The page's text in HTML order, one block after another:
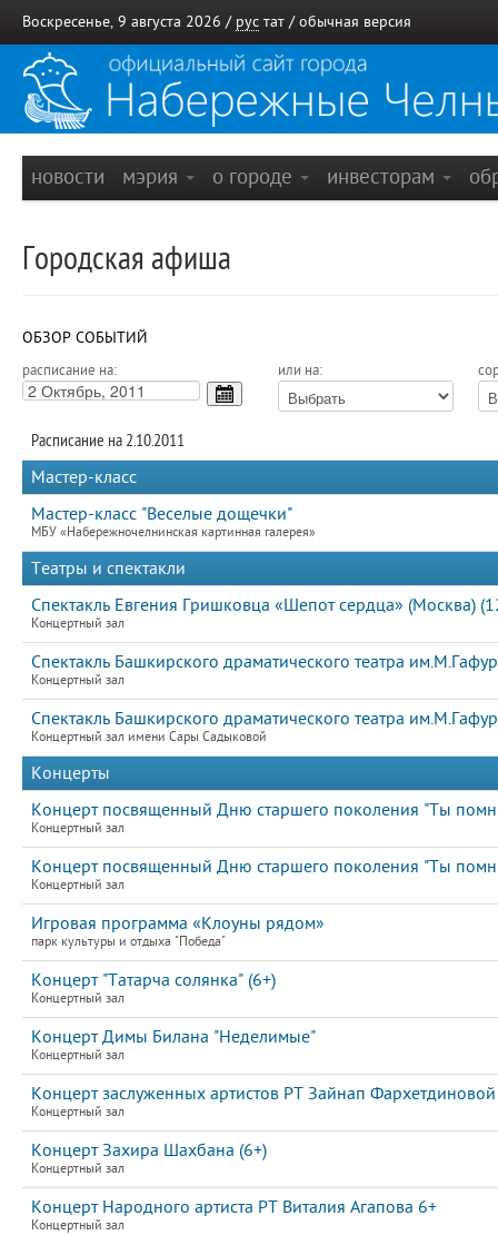
Воскресенье, 9 августа 2026 / рус тат / обычная версия
новости мэрия о городе инвесторам
Городская афиша
ОБЗОР СОБЫТИЙ
расписание на: или на:
Расписание на 2.10.2011
Мастер-класс
Мастер-класс "Веселые дощечки"
МБУ «Набережночелнинская картинная галерея»
Театры и спектакли
Спектакль Евгения Гришковца «Шепот сердца» (Москва)
Концертный зал
Спектакль Башкирского драматического театра
Концертный зал
Спектакль Башкирского драматического театра
Концертный зал имени Сары Садыковой
Концерты
Концерт посвященный Дню старшего поколения "Ты
Концертный зал
Концерт посвященный Дню старшего поколения "Ты
Концертный зал
Игровая программа «Клоуны рядом»
парк культуры и отдыха "Победа"
Концерт "Татарча солянка" (6+)
Концертный зал
Концерт Димы Билана "Неделимые"
Концертный зал
Концерт заслуженных артистов РТ Зайнап
Концертный зал
Концерт Захира Шахбана (6+)
Концертный зал
Концерт Народного артиста РТ Виталия Агапова 6+
Концертный зал